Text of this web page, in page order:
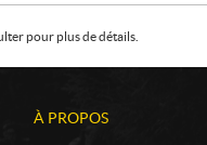
pour plus de détails.
À PROPOS